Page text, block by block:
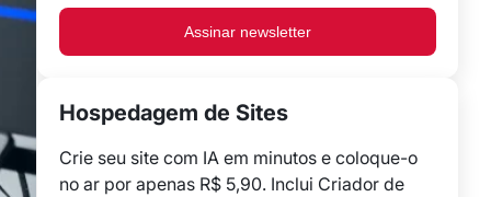
Assinar newsletter
Hospedagem de Sites
Crie seu site com IA em minutos e coloque-o
no ar por apenas R$ 5,90. Inclui Criador de